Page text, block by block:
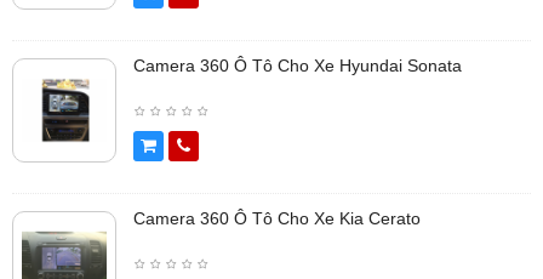
Camera 360 Ô Tô Cho Xe Hyundai Sonata
Camera 360 Ô Tô Cho Xe Kia Cerato